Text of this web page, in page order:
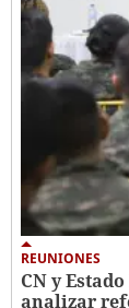
REUNIONES
CN y
analizar